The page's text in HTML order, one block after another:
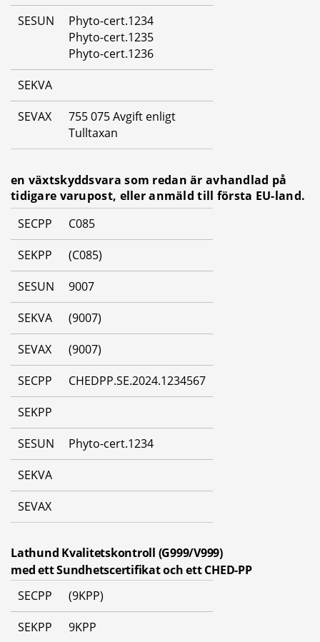
SESUN
Phyto-cert.1234
Phyto-cert.1235
Phyto-cert.1236
SEKVA
SEVAX
755 075 Avgift enligt
Tulltaxan
en växtskyddsvara som redan är avhandlad på
tidigare varupost, eller anmäld till första EU-land.
SECPP
C085
SEKPP
(C085)
SESUN
9007
SEKVA
(9007)
SEVAX
(9007)
SECPP
CHEDPP.SE.2024.1234567
SEKPP
SESUN
Phyto-cert.1234
SEKVA
SEVAX
Lathund Kvalitetskontroll (G999/V999)
med ett Sundhetscertifikat och ett CHED-PP
SECPP
(9KPP)
SEKPP
9KPP